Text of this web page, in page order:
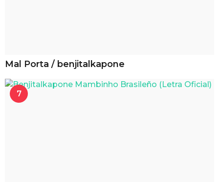
Mal Porta / benjitalkapone
7